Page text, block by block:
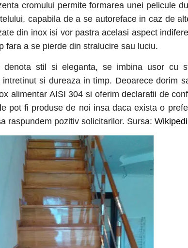
cromului permite formarea unei pelicule
capabila de a se autoreface in caz de
din inox isi vor pastra acelasi aspect
fara a se pierde din stralucire sau luciu.
stil si eleganta, se imbina usor cu
si dureaza in timp. Deoarece dorim
alimentar AISI 304 si oferim declaratii de
pot fi produse de noi insa daca exista o
raspundem pozitiv solicitarilor. Sursa: